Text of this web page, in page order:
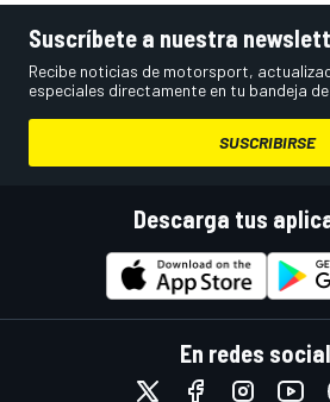
Suscríbete a nuestra
Recibe noticias de motorsport,
especiales directamente en tu bandeja
SUSCRIBIRSE
Descarga tus
En redes